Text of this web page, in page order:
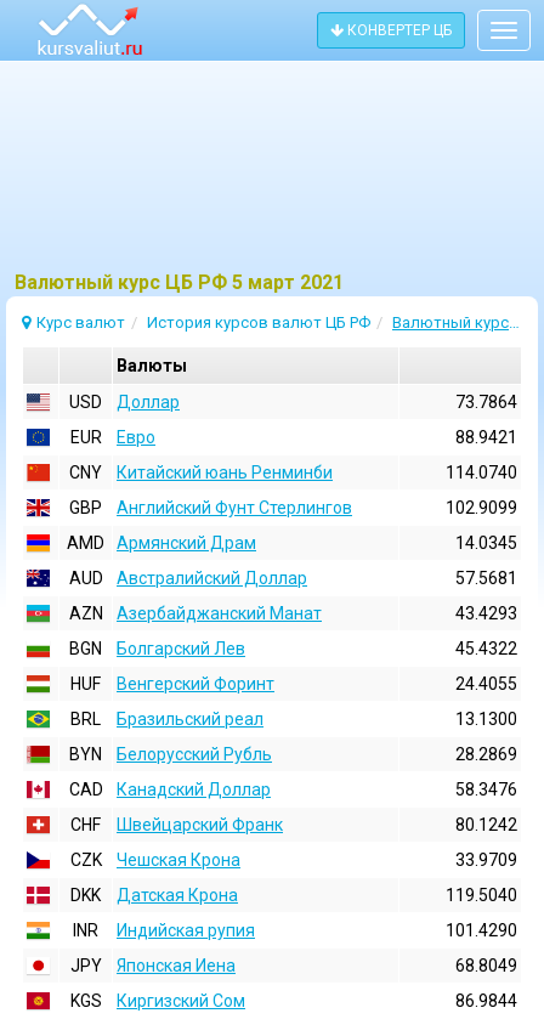
КОНВЕРТЕР ЦБ
Bалютный курс ЦБ РФ 5 март 2021
Курс валют История курсов валют ЦБ РФ Валютный курс 5 Март 2021
Валюты
USD
Доллар
73.7864
EUR
Евро
88.9421
CNY
Китайский юань Ренминби
114.0740
GBP
Английский Фунт Стерлингов
102.9099
AMD
Армянский Драм
14.0345
AUD
Австралийский Доллар
57.5681
AZN
Азербайджанский Манат
43.4293
BGN
Болгарский Лев
45.4322
HUF
Венгерский Форинт
24.4055
BRL
Бразильский реал
13.1300
BYN
Белорусский Рубль
28.2869
CAD
Канадский Доллар
58.3476
CHF
Швейцарский Франк
80.1242
CZK
Чешская Крона
33.9709
DKK
Датская Крона
119.5040
INR
Индийская pупия
101.4290
JPY
Японская Иена
68.8049
KGS
Киргизский Сом
86.9844